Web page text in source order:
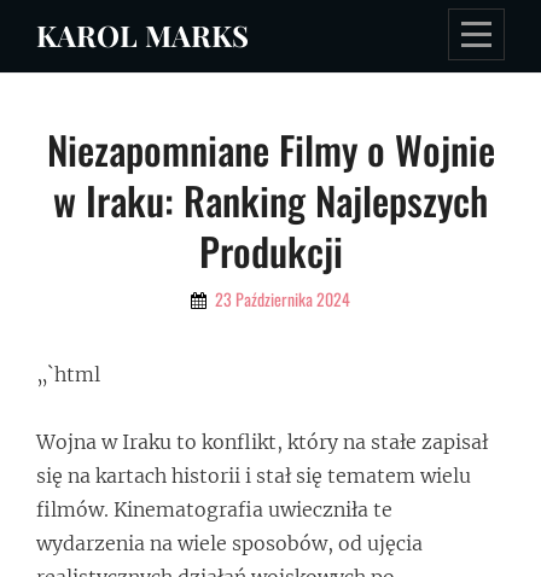
KAROL MARKS
Niezapomniane Filmy o Wojnie
w Iraku: Ranking Najlepszych
Produkcji
By 23 Października 2024
„`html
Wojna w Iraku to konflikt, który na stałe zapisał
się na kartach historii i stał się tematem wielu
filmów. Kinematografia uwieczniła te
wydarzenia na wiele sposobów, od ujęcia
Nawigacja
wpisu